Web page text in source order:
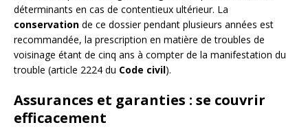
déterminants en cas de contentieux ultérieur. La
conservation de ce dossier pendant plusieurs années est
recommandée, la prescription en matière de troubles de
voisinage étant de cinq ans à compter de la manifestation du
trouble (article 2224 du Code civil).
Assurances et garanties : se couvrir
efficacement